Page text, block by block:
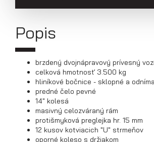
Multiprepravníky VZ
Popis
brzdený dvojnápravový prívesný
celková hmotnosť 3.500 kg
hliníkové bočnice - sklopné a
predné čelo pevné
14" kolesá
masivný celozváraný rám
protišmyková preglejka hr. 15 mm
12 kusov kotviacich "U" strmeňov
oporné koleso s držiakom